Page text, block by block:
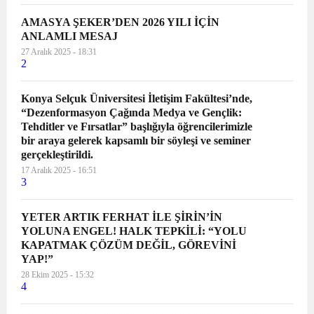
abla, bir kardeş, bir arkadaş, bir
dost olduğu gerçeği yok sayılıyor.
Cinayetlerin üzeri “şüpheli kadın
ölümü” denilerek kapatılmak
isteniyor. İstismara uğrayan
çocuğun davasında “çocuğun
rızası”ndan bahsediliyor. Kadına ve
çocuğa yönelik şiddet uygulayanlar
cezasızlık politikası ile
ödüllendiriliyor. Kırmızı çizgimiz
olan İstanbul Sözleşmesi
hukuksuzca feshediliyor. 6284
Sayılı Şiddet Yasası’na göz dikiliyor.
Cumhuriyetin biz kadınlar
üzerindeki en önemli
kazanımlarından olan Medeni
AMASYA ŞEKER’DEN 2026 YILI İÇİN
ANLAMLI MESAJ
27 Aralık 2025 - 18:31
2
Konya Selçuk Üniversitesi İletişim Fakültesi’nde,
“Dezenformasyon Çağında Medya ve Gençlik:
Tehditler ve Fırsatlar” başlığıyla öğrencilerimizle
bir araya gelerek kapsamlı bir söyleşi ve seminer
gerçekleştirildi.
17 Aralık 2025 - 16:51
3
YETER ARTIK FERHAT İLE ŞİRİN’İN
YOLUNA ENGEL! HALK TEPKİLİ: “YOLU
KAPATMAK ÇÖZÜM DEĞİL, GÖREVİNİ
YAP!”
28 Ekim 2025 - 15:32
4